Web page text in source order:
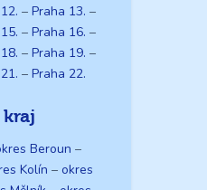
– Praha 13. –
– Praha 16. –
– Praha 19. –
– Praha 22.
kraj
Beroun –
Kolín – okres